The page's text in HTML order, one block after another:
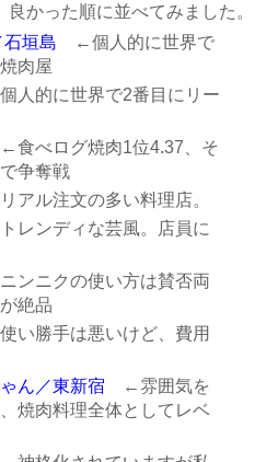
かった順に並べてみました。
垣島 ←個人的に世界で
肉屋
的に世界で2番目にリー
べログ焼肉1位4.37、そ
争奪戦
ル注文の多い料理店。
ンディな芸風。店員に
ニクの使い方は賛否両
絶品
勝手は悪いけど、費用
ん／東新宿 ←雰囲気を
焼肉料理全体としてレベ